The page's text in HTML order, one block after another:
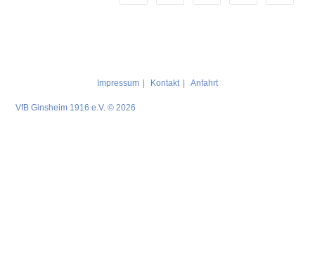
Impressum Kontakt Anfahrt
VfB Ginsheim 1916 e.V. © 2026